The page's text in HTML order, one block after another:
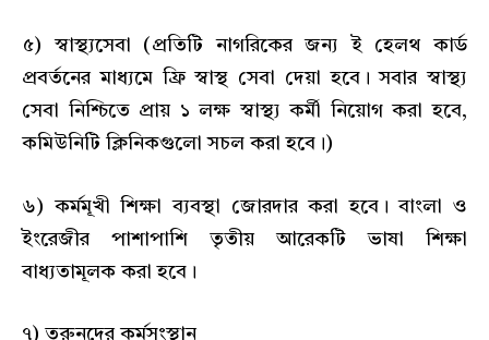
৫) স্বাস্থ্যসেবা (প্রতিটি নাগরিকের জন্য ই হেলথ কার্ড
প্রবর্তনের মাধ্যমে ফ্রি স্বাস্থ সেবা দেয়া হবে। সবার স্বাস্থ্য
সেবা নিশ্চিতে প্রায় ১ লক্ষ স্বাস্থ্য কর্মী নিয়োগ করা হবে,
কমিউনিটি ক্লিনিকগুলো সচল করা হবে।)
৬) কর্মমূখী শিক্ষা ব্যবস্থা জোরদার করা হবে। বাংলা ও
ইংরেজীর পাশাপাশি তৃতীয় আরেকটি ভাষা শিক্ষা
বাধ্যতামূলক করা হবে।
৭) তরুনদের কর্মসংস্থান